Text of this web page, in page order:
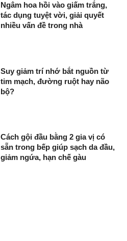
Ngâm hoa hồi vào giấm trắng,
tác dụng tuyệt vời, giải quyết
nhiều vấn đề trong nhà
Suy giảm trí nhớ bắt nguồn từ
tim mạch, đường ruột hay não
bộ?
Cách gội đầu bằng 2 gia vị có
sẵn trong bếp giúp sạch da đầu,
giảm ngứa, hạn chế gàu